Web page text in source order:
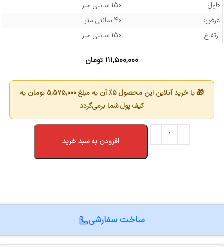
طول:
150 سانتی متر
عرض:
40 سانتی متر
ارتفاع:
150 سانتی متر
۱۱۱,۵۰۰,۰۰۰ تومان
🎁 با خرید آنلاین این محصول 5٪ آن به مبلغ 5,575,000 تومان به
کیف پول شما برمی‌گردد
افزودن به سبد خرید
ساخت سفارشی